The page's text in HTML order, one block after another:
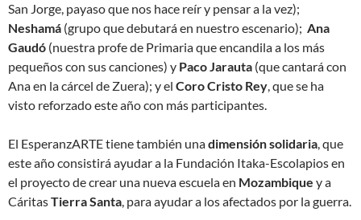
San Jorge, payaso que nos hace reír y pensar a la vez);
Neshamá (grupo que debutará en nuestro escenario); Ana
Gaudó (nuestra profe de Primaria que encandila a los más
pequeños con sus canciones) y Paco Jarauta (que cantará con
Ana en la cárcel de Zuera); y el Coro Cristo Rey, que se ha
visto reforzado este año con más participantes.
El EsperanzARTE tiene también unadimensión solidaria, que
este año consistirá ayudar a la Fundación Itaka-Escolapios en
el proyecto de crear una nueva escuela en Mozambique y a
CáritasTierra Santa, para ayudar a los afectados por la guerra.